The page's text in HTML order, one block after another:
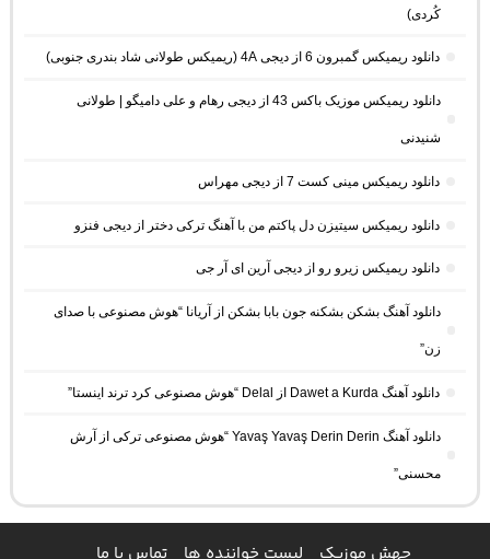
کُردی)
دانلود ریمیکس گمبرون 6 از دیجی 4A (ریمیکس طولانی شاد بندری جنوبی)
دانلود ریمیکس موزیک باکس 43 از دیجی رهام و علی دامیگو | طولانی
شنیدنی
دانلود ریمیکس مینی کست 7 از دیجی مهراس
دانلود ریمیکس سیتیزن دل پاکتم من با آهنگ ترکی دختر از دیجی فنزو
دانلود ریمیکس زیرو رو از دیجی آرین ای آر جی
دانلود آهنگ بشکن بشکنه جون بابا بشکن از آریانا “هوش مصنوعی با صدای
زن”
دانلود آهنگ Dawet a Kurda از Delal “هوش مصنوعی کرد ترند اینستا”
دانلود آهنگ Yavaş Yavaş Derin Derin “هوش مصنوعی ترکی از آرش
محسنی”